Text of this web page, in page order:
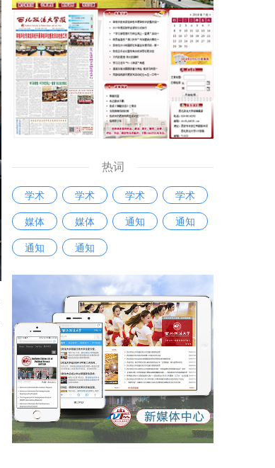
热词
学术 学术 学术
学术
媒体
媒体 通知
通知
通知
通知